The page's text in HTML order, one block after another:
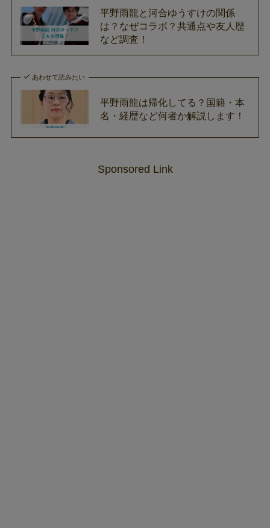
平野雨龍と河合ゆうすけの関係
は？なぜコラボ？共通点や友人歴
など調査！
あわせて読みたい
平野雨龍は帰化してる？国籍・本
名・経歴など何者か解説します！
Sponsored Link